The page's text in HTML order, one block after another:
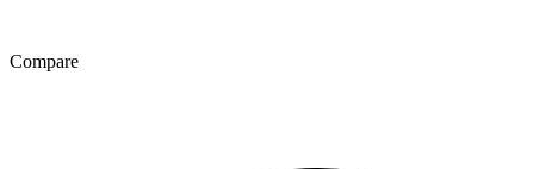
Compare